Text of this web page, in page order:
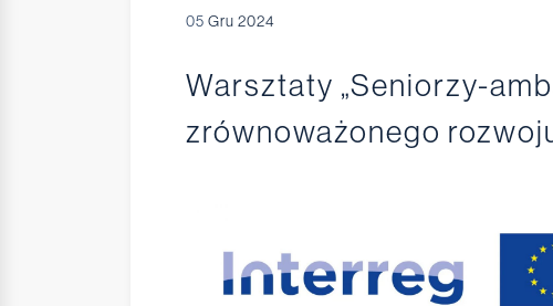
05 Gru 2024
Warsztaty „Seniorzy-
zrównoważonego